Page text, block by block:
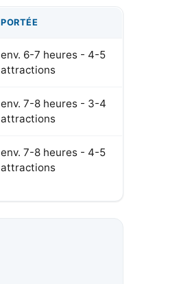
PORTÉE
env. 6-7 heures - 4-5
attractions
env. 7-8 heures - 3-4
attractions
env. 7-8 heures - 4-5
attractions